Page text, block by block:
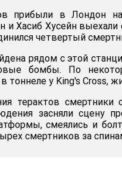
прибыли в Лондон
Хасиб Хусейн выехали
четвертый
рядом с этой
бомбы. По
тоннеле у King's Cross,
терактов смертники
засняли сцену
смеялись и
смертников за